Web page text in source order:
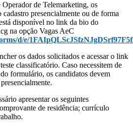
Operador de Telemarketing, os
cadastro presencialmente ou de forma
disponível no link da bio do
na opção Vagas AeC
d/e/
os dados solicitados e acessar o link
classificatório. Caso necessitem de
formulário, os candidatos devem
apresentar os seguintes
de residência; currículo